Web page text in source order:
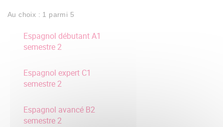
Au choix : 1 parmi 5
Espagnol débutant A1
semestre 2
Espagnol expert C1
semestre 2
Espagnol avancé B2
semestre 2